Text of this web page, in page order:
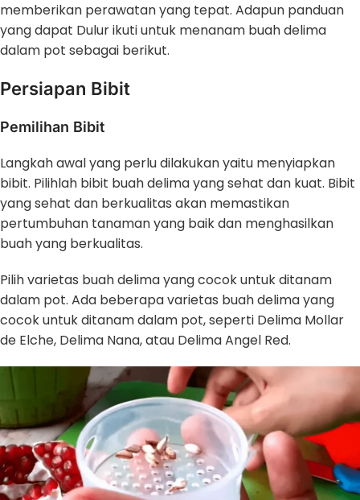
memberikan perawatan yang tepat. Adapun panduan
yang dapat Dulur ikuti untuk menanam buah delima
dalam pot sebagai berikut.
Persiapan Bibit
Pemilihan Bibit
Langkah awal yang perlu dilakukan yaitu menyiapkan
bibit. Pilihlah bibit buah delima yang sehat dan kuat. Bibit
yang sehat dan berkualitas akan memastikan
pertumbuhan tanaman yang baik dan menghasilkan
buah yang berkualitas.
Pilih varietas buah delima yang cocok untuk ditanam
dalam pot. Ada beberapa varietas buah delima yang
cocok untuk ditanam dalam pot, seperti Delima Mollar
de Elche, Delima Nana, atau Delima Angel Red.